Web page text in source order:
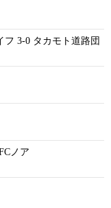
フ 3-0 タカモト道路団
ノア